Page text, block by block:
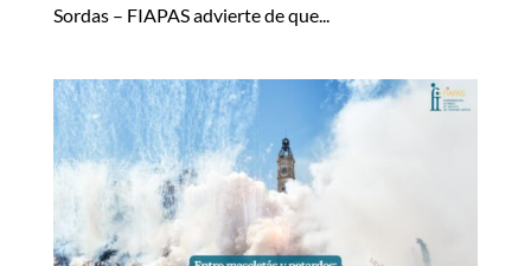
Sordas – FIAPAS advierte de que...